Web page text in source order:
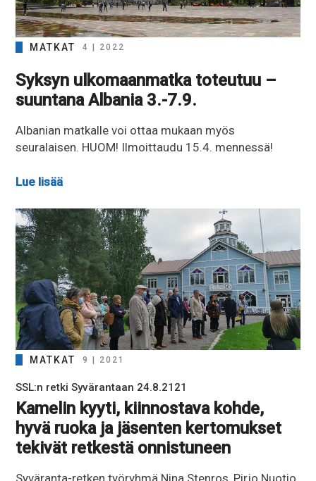
MATKAT 4 | 2022
Syksyn ulkomaanmatka toteutuu –
suuntana Albania 3.-7.9.
Albanian matkalle voi ottaa mukaan myös
seuralaisen. HUOM! Ilmoittaudu 15.4. mennessä!
Lue lisää
MATKAT 9 | 2021
SSL:n retki Syvärantaan 24.8.2121
Kamelin kyyti, kiinnostava kohde,
hyvä ruoka ja jäsenten kertomukset
tekivät retkestä onnistuneen